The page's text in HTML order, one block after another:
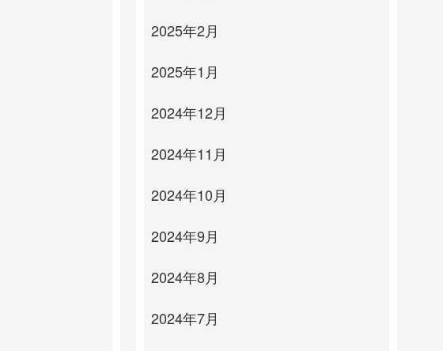
2025年2月
2025年1月
2024年12月
2024年11月
2024年10月
2024年9月
2024年8月
2024年7月